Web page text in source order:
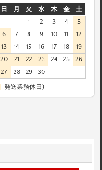
日
月 火 水 木 金
土
1
2 3 4
5
6
7 8 9 10 11
12
13
14 15 16 17 18
19
20
21 22 23 24 25
26
27
28 29 30
発送業務休日)